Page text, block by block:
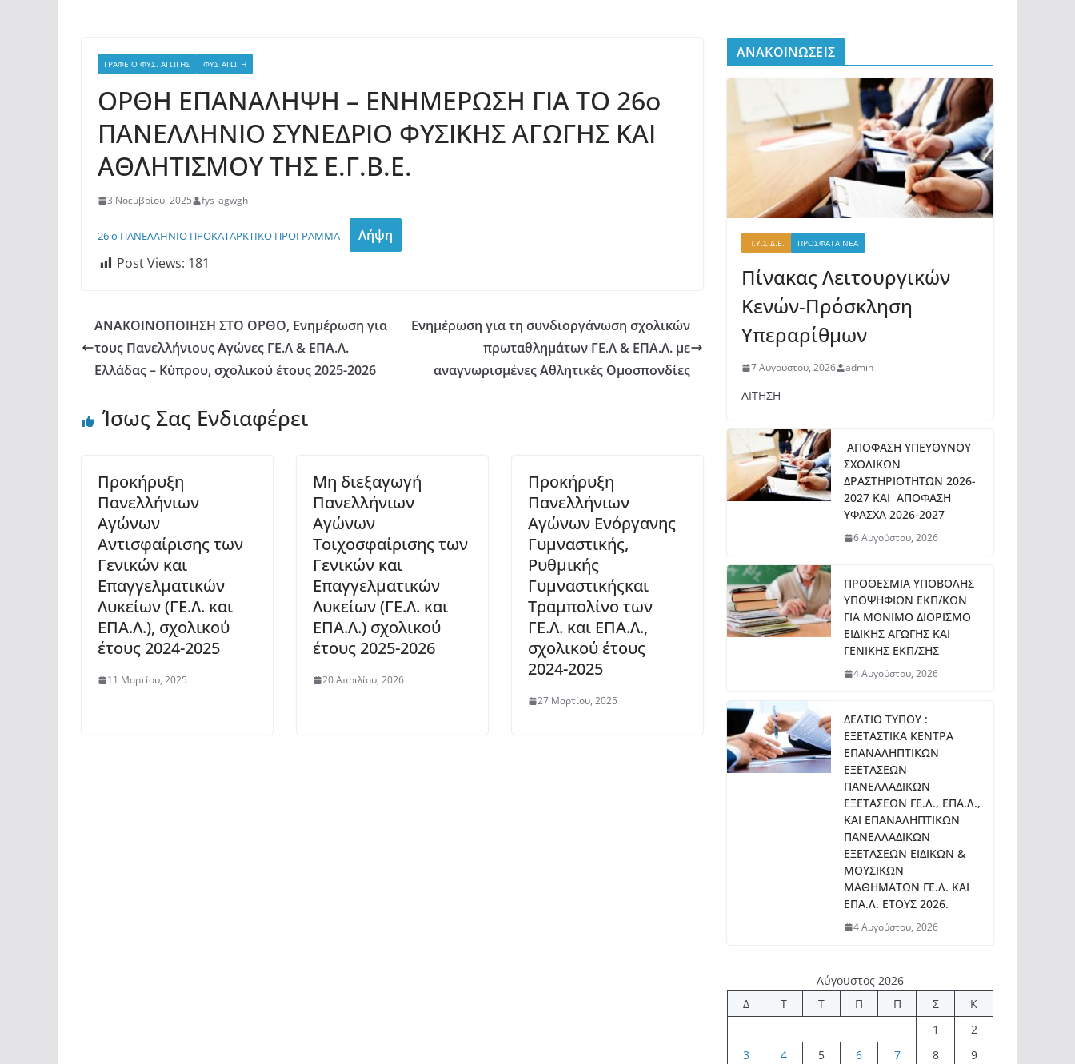
ΓΡΑΦΕΙΟ ΦΥΣ. ΑΓΩΓΗΣ ΦΥΣ ΑΓΩΓΗ
ΟΡΘΗ ΕΠΑΝΑΛΗΨΗ – ΕΝΗΜΕΡΩΣΗ ΓΙΑ ΤΟ 26ο
ΠΑΝΕΛΛΗΝΙΟ ΣΥΝΕΔΡΙΟ ΦΥΣΙΚΗΣ ΑΓΩΓΗΣ ΚΑΙ
ΑΘΛΗΤΙΣΜΟΥ ΤΗΣ Ε.Γ.Β.Ε.
3 Νοεμβρίου, 2025 fys_agwgh
26 ο ΠΑΝΕΛΛΗΝΙΟ ΠΡΟΚΑΤΑΡΚΤΙΚΟ ΠΡΟΓΡΑΜΜΑ
Λήψη
Post Views: 181
ΑΝΑΚΟΙΝΟΠΟΙΗΣΗ ΣΤΟ ΟΡΘΟ, Ενημέρωση για
τους Πανελλήνιους Αγώνες ΓΕ.Λ & ΕΠΑ.Λ.
Ελλάδας – Κύπρου, σχολικού έτους 2025-2026
Ενημέρωση για τη συνδιοργάνωση σχολικών
πρωταθλημάτων ΓΕ.Λ & ΕΠΑ.Λ. με
αναγνωρισμένες Αθλητικές Ομοσπονδίες
Ίσως Σας Ενδιαφέρει
Προκήρυξη
Πανελλήνιων
Αγώνων
Αντισφαίρισης των
Γενικών και
Επαγγελματικών
Λυκείων (ΓΕ.Λ. και
ΕΠΑ.Λ.), σχολικού
έτους 2024-2025
11 Μαρτίου, 2025
Μη διεξαγωγή
Πανελλήνιων
Αγώνων
Τοιχοσφαίρισης των
Γενικών και
Επαγγελματικών
Λυκείων (ΓΕ.Λ. και
ΕΠΑ.Λ.) σχολικού
έτους 2025-2026
20 Απριλίου, 2026
Προκήρυξη
Πανελλήνιων
Αγώνων Ενόργανης
Γυμναστικής,
Ρυθμικής
Γυμναστικήςκαι
Τραμπολίνο των
ΓΕ.Λ. και ΕΠΑ.Λ.,
σχολικού έτους
2024-2025
27 Μαρτίου, 2025
ΑΝΑΚΟΙΝΩΣΕΙΣ
Π.Υ.Σ.Δ.Ε. ΠΡΟΣΦΑΤΑ ΝΕΑ
Πίνακας Λειτουργικών
Κενών-Πρόσκληση
Υπεραρίθμων
7 Αυγούστου, 2026 admin
ΑΙΤΗΣΗ
ΑΠΟΦΑΣΗ ΥΠΕΥΘΥΝΟΥ
ΣΧΟΛΙΚΩΝ
ΔΡΑΣΤΗΡΙΟΤΗΤΩΝ 2026-
2027 ΚΑΙ ΑΠΟΦΑΣΗ
ΥΦΑΣΧΑ 2026-2027
6 Αυγούστου, 2026
ΠΡΟΘΕΣΜΙΑ ΥΠΟΒΟΛΗΣ
ΥΠΟΨΗΦΙΩΝ ΕΚΠ/ΚΩΝ
ΓΙΑ ΜΟΝΙΜΟ ΔΙΟΡΙΣΜΟ
ΕΙΔΙΚΗΣ ΑΓΩΓΗΣ ΚΑΙ
ΓΕΝΙΚΗΣ ΕΚΠ/ΣΗΣ
4 Αυγούστου, 2026
ΔΕΛΤΙΟ ΤΥΠΟΥ :
ΕΞΕΤΑΣΤΙΚΑ ΚΕΝΤΡΑ
ΕΠΑΝΑΛΗΠΤΙΚΩΝ
ΕΞΕΤΑΣΕΩΝ
ΠΑΝΕΛΛΑΔΙΚΩΝ
ΕΞΕΤΑΣΕΩΝ ΓΕ.Λ., ΕΠΑ.Λ.,
ΚΑΙ ΕΠΑΝΑΛΗΠΤΙΚΩΝ
ΠΑΝΕΛΛΑΔΙΚΩΝ
ΕΞΕΤΑΣΕΩΝ ΕΙΔΙΚΩΝ &
ΜΟΥΣΙΚΩΝ
ΜΑΘΗΜΑΤΩΝ ΓΕ.Λ. ΚΑΙ
ΕΠΑ.Λ. ΕΤΟΥΣ 2026.
4 Αυγούστου, 2026
Αύγουστος 2026
Δ
Τ Τ Π Π Σ
Κ
1
2
3
4 5 6 7 8
9